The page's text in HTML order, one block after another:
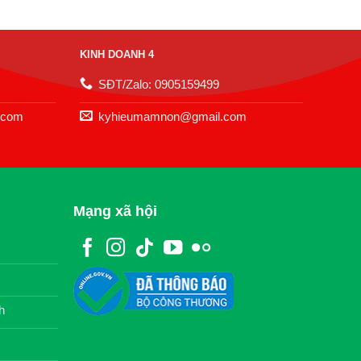
KINH DOANH 4
SĐT/Zalo: 0905159499
kyhieumamnon@gmail.com
Mạng xã hội